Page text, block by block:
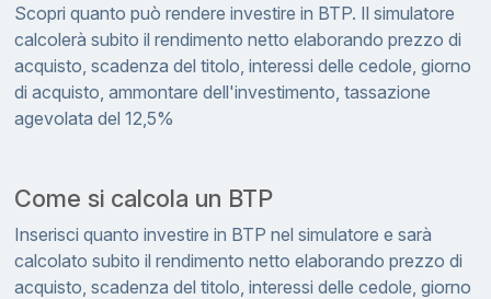
Scopri quanto può rendere investire in BTP. Il simulatore
calcolerà subito il rendimento netto elaborando prezzo di
acquisto, scadenza del titolo, interessi delle cedole, giorno
di acquisto, ammontare dell'investimento, tassazione
agevolata del 12,5%
Come si calcola un BTP
Inserisci quanto investire in BTP nel simulatore e sarà
calcolato subito il rendimento netto elaborando prezzo di
acquisto, scadenza del titolo, interessi delle cedole, giorno